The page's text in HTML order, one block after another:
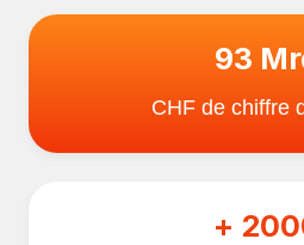
93
CHF de chiffre
+